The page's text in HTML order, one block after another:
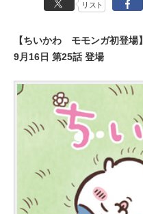
リスト
【ちいかわ モモンガ初登場】
9月16日 第25話 登場